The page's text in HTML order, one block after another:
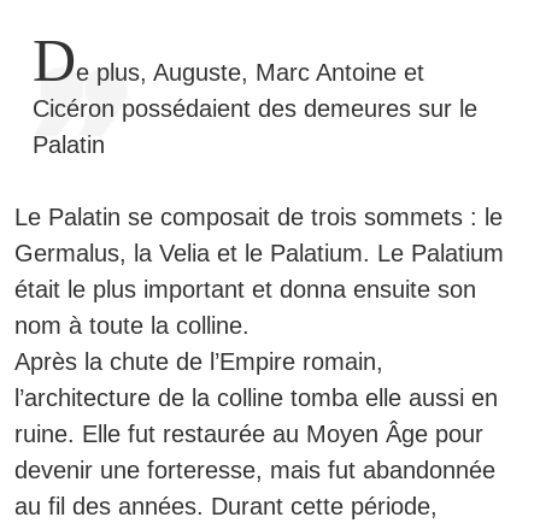
De plus, Auguste, Marc Antoine et
Cicéron possédaient des demeures sur le
Palatin
Le Palatin se composait de trois sommets : le
Germalus, la Velia et le Palatium. Le Palatium
était le plus important et donna ensuite son
nom à toute la colline.
Après la chute de l’Empire romain,
l’architecture de la colline tomba elle aussi en
ruine. Elle fut restaurée au Moyen Âge pour
devenir une forteresse, mais fut abandonnée
au fil des années. Durant cette période,